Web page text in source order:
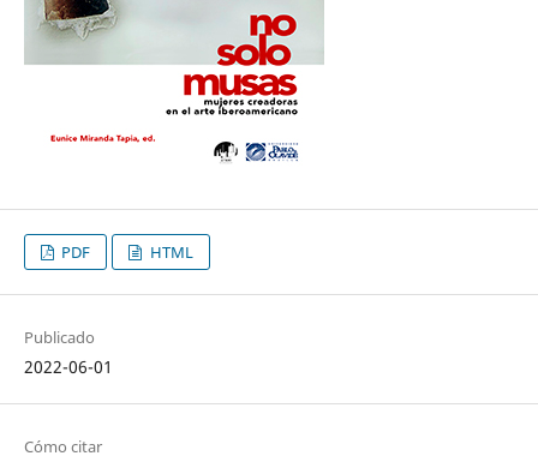
PDF HTML
Publicado
2022-06-01
Cómo citar